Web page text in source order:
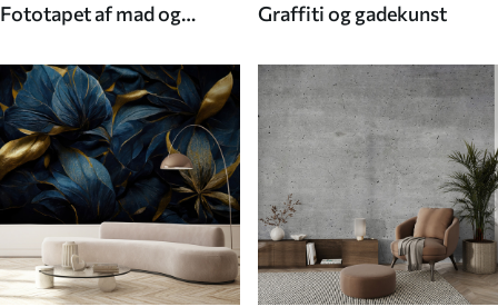
Fototapet af mad og
Graffiti og gadekunst